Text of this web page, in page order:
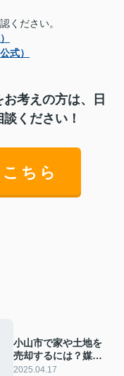
ください。
式）
考えの方は、日
ください！
ちら
小山市で家や土地を
売却するには？媒介
契約を解説
2025.04.17